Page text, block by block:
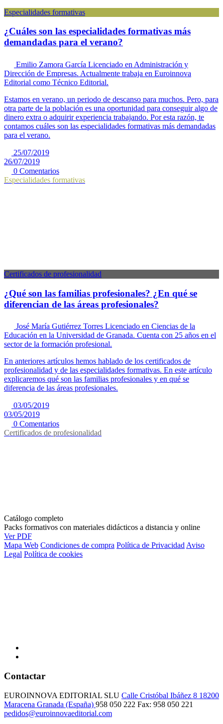
Especialidades formativas
¿Cuáles son las especialidades formativas más
demandadas para el verano?
Emilio Zamora García Licenciado en Administración y
Dirección de Empresas. Actualmente trabaja en Euroinnova
Editorial como Técnico Editorial.
Estamos en verano, un periodo de descanso para muchos. Pero, para
otra parte de la población es una oportunidad para conseguir algo de
dinero extra o adquirir experiencia trabajando. Por esta razón, te
contamos cuáles son las especialidades formativas más demandadas
para el verano.
25/07/2019
26/07/2019
0 Comentarios
Especialidades formativas
Certificados de profesionalidad
¿Qué son las familias profesionales? ¿En qué se
diferencian de las áreas profesionales?
José María Gutiérrez Torres Licenciado en Ciencias de la
Educación en la Universidad de Granada. Cuenta con 25 años en el
sector de la formación profesional.
En anteriores artículos hemos hablado de los certificados de
profesionalidad y de las especialidades formativas. En este artículo
explicaremos qué son las familias profesionales y en qué se
diferencia de las áreas profesionales.
03/05/2019
03/05/2019
0 Comentarios
Certificados de profesionalidad
Catálogo completo
Packs formativos con materiales didácticos a distancia y online
Ver PDF
Mapa Web Condiciones de compra Política de PrivacidadAviso
Legal Política de cookies
Contactar
EUROINNOVA EDITORIAL SLU Calle Cristóbal Ibáñez 8 18200
Maracena Granada (España) 958 050 222 Fax: 958 050 221
pedidos@euroinnovaeditorial.com